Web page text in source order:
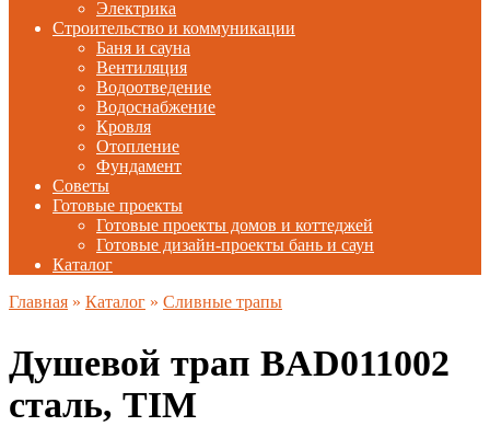
Электрика
Строительство и коммуникации
Баня и сауна
Вентиляция
Водоотведение
Водоснабжение
Кровля
Отопление
Фундамент
Советы
Готовые проекты
Готовые проекты домов и коттеджей
Готовые дизайн-проекты бань и саун
Каталог
Главная » Каталог » Сливные трапы
Душевой трап BAD011002
сталь, TIM